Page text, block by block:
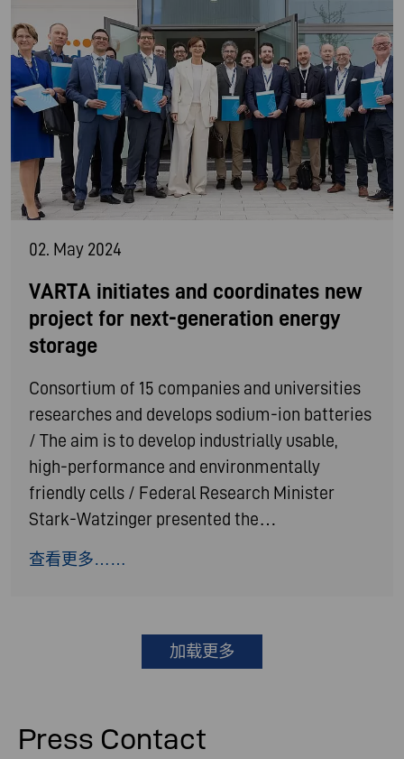
02. May 2024
VARTA initiates and coordinates new
project for next-generation energy
storage
Consortium of 15 companies and universities
researches and develops sodium-ion batteries
/ The aim is to develop industrially usable,
high-performance and environmentally
friendly cells / Federal Research Minister
Stark-Watzinger presented the…
查看更多……
加载更多
Press Contact